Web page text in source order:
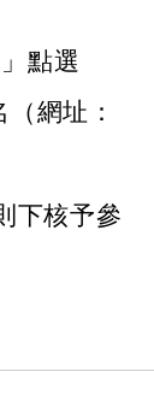
點選
網址：
下核予參